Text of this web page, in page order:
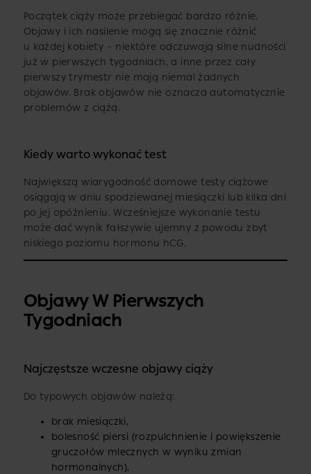
Początek ciąży może przebiegać bardzo różnie.
Objawy i ich nasilenie mogą się znacznie różnić
u każdej kobiety – niektóre odczuwają silne nudności
już w pierwszych tygodniach, a inne przez cały
pierwszy trymestr nie mają niemal żadnych
objawów. Brak objawów nie oznacza automatycznie
problemów z ciążą.
Kiedy warto wykonać test
Największą wiarygodność domowe testy ciążowe
osiągają w dniu spodziewanej miesiączki lub kilka dni
po jej opóźnieniu. Wcześniejsze wykonanie testu
może dać wynik fałszywie ujemny z powodu zbyt
niskiego poziomu hormonu hCG.
Objawy W Pierwszych
Tygodniach
Najczęstsze wczesne objawy ciąży
Do typowych objawów należą:
brak miesiączki,
bolesność piersi (rozpulchnienie i powiększenie
gruczołów mlecznych w wyniku zmian
hormonalnych),